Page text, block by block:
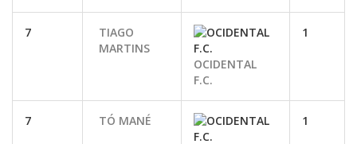
7
TIAGO
MARTINS
OCIDENTAL
F.C.
1
7 TÓ MANÉ 1